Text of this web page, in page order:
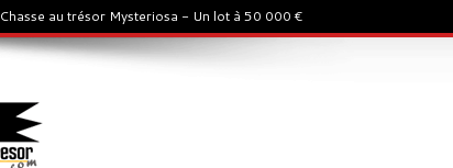
Chasse au trésor Mysteriosa - Un lot à 50 000 €